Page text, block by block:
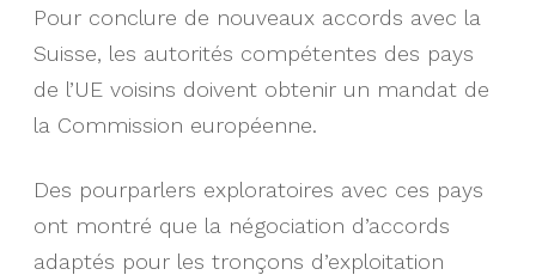
Pour conclure de nouveaux accords avec la
Suisse, les autorités compétentes des pays
de l’UE voisins doivent obtenir un mandat de
la Commission européenne.
Des pourparlers exploratoires avec ces pays
ont montré que la négociation d’accords
adaptés pour les tronçons d’exploitation